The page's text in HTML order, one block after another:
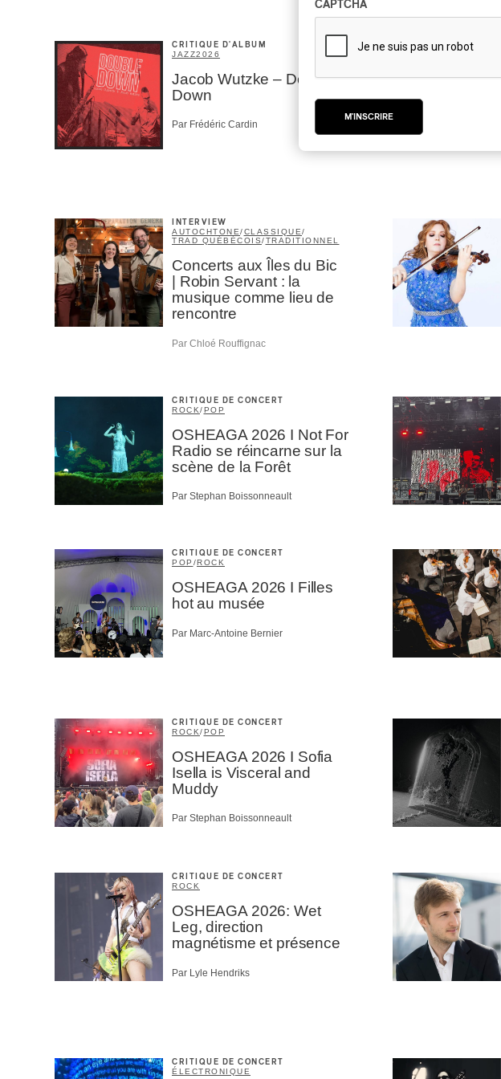
CRITIQUE D'ALBUM
JAZZ2026
Jacob Wutzke – Double
Down
Par Frédéric Cardin
INTERVIEW
AUTOCHTONE/CLASSIQUE/
TRAD QUÉBÉCOIS/TRADITIONNEL
Concerts aux Îles du Bic
| Robin Servant : la
musique comme lieu de
rencontre
Par Chloé Rouffignac
CRITIQUE DE CONCERT
ROCK/POP
OSHEAGA 2026 I Not For
Radio se réincarne sur la
scène de la Forêt
Par Stephan Boissonneault
CRITIQUE DE CONCERT
POP /ROCK
OSHEAGA 2026 I Filles
hot au musée
Par Marc-Antoine Bernier
CRITIQUE DE CONCERT
ROCK/POP
OSHEAGA 2026 I Sofia
Isella is Visceral and
Muddy
Par Stephan Boissonneault
CRITIQUE DE CONCERT
ROCK
OSHEAGA 2026: Wet
Leg, direction
magnétisme et présence
Par Lyle Hendriks
CRITIQUE DE CONCERT
ÉLECTRONIQUE
CAPTCHA
M'INSCRIRE